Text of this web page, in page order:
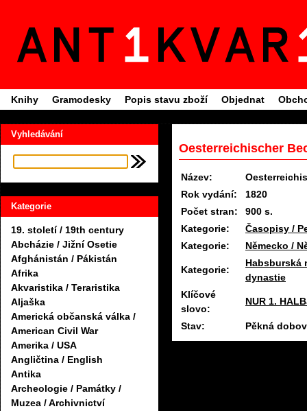
Knihy Gramodesky Popis stavu zboží Objednat
Vyhledávání
Kategorie
19. století / 19th century
Abcházie / Jižní Osetie
Afghánistán / Pákistán
Afrika
Akvaristika / Teraristika
Aljaška
Americká občanská válka /
American Civil War
Amerika / USA
Angličtina / English
Antika
Archeologie / Památky /
Muzea / Archivnictví
Oesterreichischer
Název:
Rok vydání:
1820
Počet stran:
900 s.
Kategorie:
Časopisy /
Kategorie:
Německo /
Kategorie:
Habsburská
dynastie
Klíčové
slovo:
NUR 1.
Stav: Pěkná